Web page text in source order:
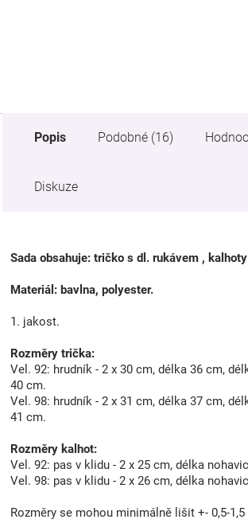
Popis Podobné (16)
Diskuze
Sada obsahuje: tričko s dl. rukávem ,
Materiál: bavlna, polyester.
1. jakost.
Rozměry trička:
Vel. 92: hrudník - 2 x 30 cm, délka 36 cm,
40 cm.
Vel. 98: hrudník - 2 x 31 cm, délka 37 cm,
41 cm.
Rozměry kalhot:
Vel. 92: pas v klidu - 2 x 25 cm, délka
Vel. 98: pas v klidu - 2 x 26 cm, délka
Rozměry se mohou minimálně lišit +- 0,5-1,5